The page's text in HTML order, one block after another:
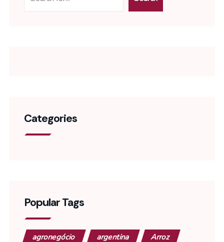
Categories
Popular Tags
agronegócio argentina Arroz